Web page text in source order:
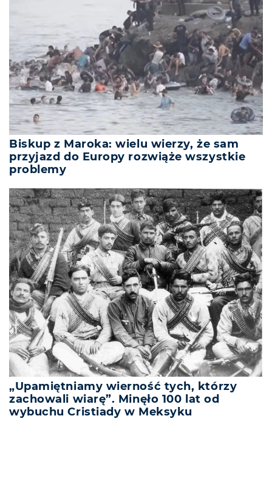
Biskup z Maroka: wielu wierzy, że sam
przyjazd do Europy rozwiąże wszystkie
problemy
„Upamiętniamy wierność tych, którzy
zachowali wiarę”. Minęło 100 lat od
wybuchu Cristiady w Meksyku